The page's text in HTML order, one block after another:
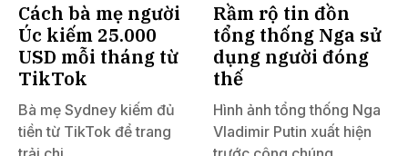
Cách bà mẹ người
Úc kiếm 25.000
USD mỗi tháng từ
TikTok
Bà mẹ Sydney kiếm đủ
tiền từ TikTok để trang
Rầm rộ tin đồn
tổng thống Nga sử
dụng người đóng
thế
Hình ảnh tổng thống Nga
Vladimir Putin xuất hiện